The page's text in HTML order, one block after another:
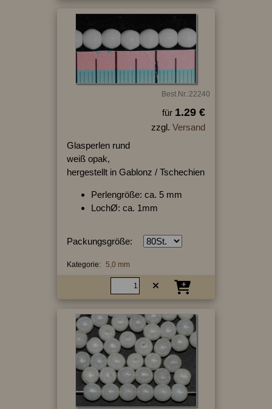
Best.Nr.:22240
für 1.29 €
zzgl. Versand
Glasperlen rund
weiß opak,
hergestellt in Gablonz / Tschechien
Perlengröße: ca. 5 mm
LochØ: ca. 1mm
Packungsgröße:
Kategorie: 5,0 mm